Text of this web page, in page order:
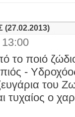
το ποιό
-
του
τυχαίος ο